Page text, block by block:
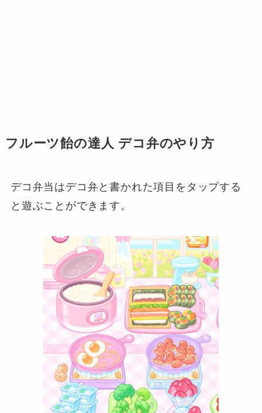
フルーツ飴の達人 デコ弁のやり方
デコ弁当はデコ弁と書かれた項目をタップする
と遊ぶことができます。